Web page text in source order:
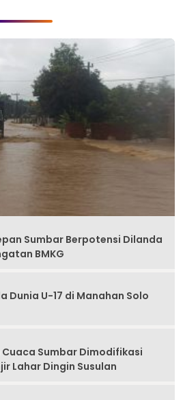
Sumbar Berpotensi Dilanda
BMKG
Dunia U-17 di Manahan Solo
Cuaca Sumbar Dimodifikasi
Lahar Dingin Susulan